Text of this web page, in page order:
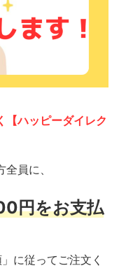
【ハッピーダイレク
員に、
円をお支払
に従ってご注文く